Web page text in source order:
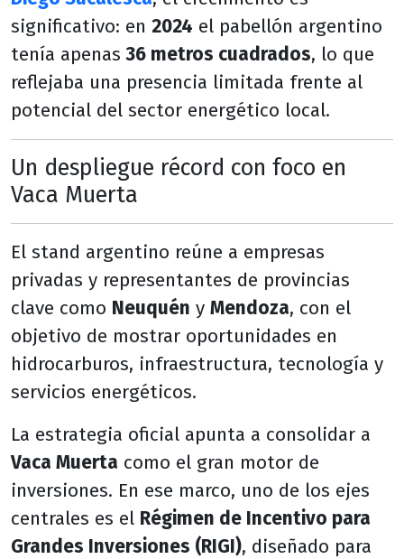
significativo: en 2024 el pabellón argentino
tenía apenas36 metros cuadrados, lo que
reflejaba una presencia limitada frente al
potencial del sector energético local.
Un despliegue récord con foco en
Vaca Muerta
El stand argentino reúne a empresas
privadas y representantes de provincias
clave como Neuquén y Mendoza, con el
objetivo de mostrar oportunidades en
hidrocarburos, infraestructura, tecnología y
servicios energéticos.
La estrategia oficial apunta a consolidar a
Vaca Muerta como el gran motor de
inversiones. En ese marco, uno de los ejes
centrales es el Régimen de Incentivo para
Grandes Inversiones (RIGI), diseñado para